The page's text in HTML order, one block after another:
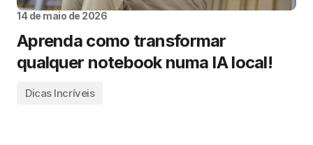
14 de maio de 2026
Aprenda como transformar
qualquer notebook numa IA local!
Dicas Incríveis